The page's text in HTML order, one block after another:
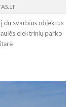
du svarbius objektus
elektrinių parko